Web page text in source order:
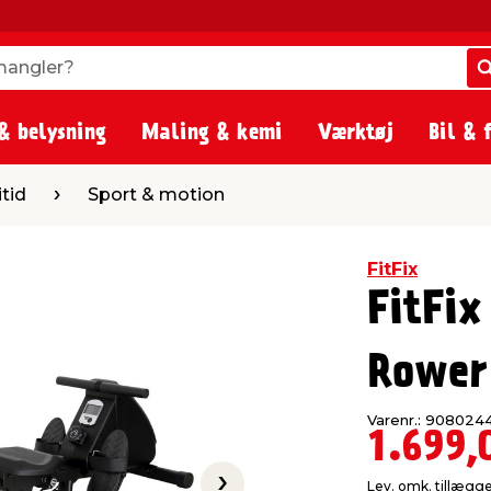
belysning Maling & kemi Værktøj Bil &
& motionSport & motion
FitFix
FitFix
Rower
Varenr.:
Lev. omk.